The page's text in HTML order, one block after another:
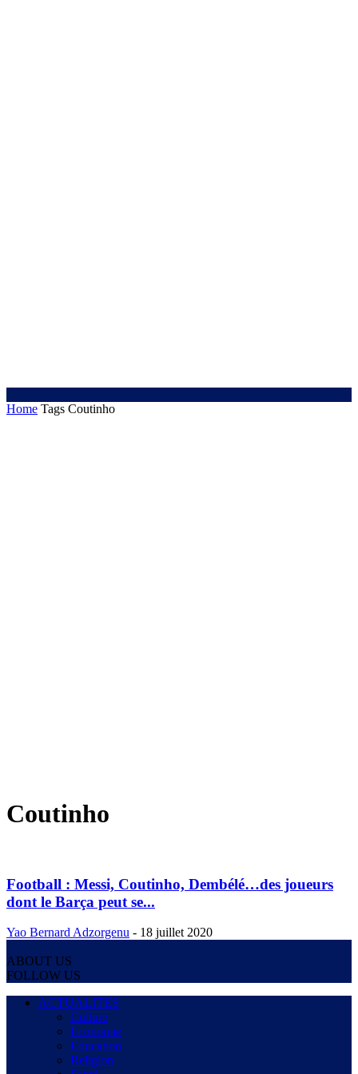
Home Tags Coutinho
Coutinho
Football : Messi, Coutinho, Dembélé…des joueurs
dont le Barça peut se...
Yao Bernard Adzorgenu - 18 juillet 2020
ABOUT US
FOLLOW US
ACTUALITES
Culture
Economie
Education
Religion